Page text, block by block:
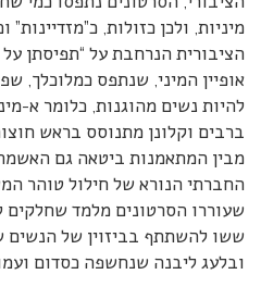
מיניות, ולכן כזולות,
הציבורית הנרחבת על “תפיסתן
אופיין המיני, שנתפס כמלוכלך,
להיות נשים מהוגנות, כלומר א-
ברבים וקלונן מתנוסס בראש
מבין המתאמנות ביטאה גם
החברתי הנורא של חילול טוהר
שעוררו הסרטונים מלמד שחלקים
ששו להשתתף בביזוין של הנשים
ובלעג ליבנה שנחשפה כסדום